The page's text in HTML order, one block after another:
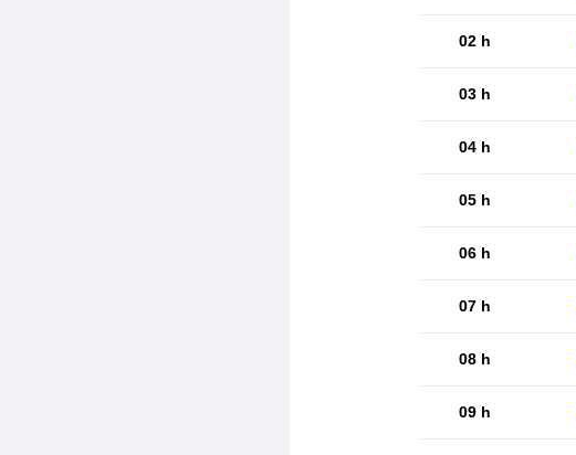
02 h
03 h
04 h
05 h
06 h
07 h
08 h
09 h